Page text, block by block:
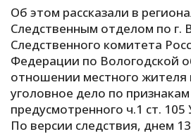
А
Б
В
Об этом рассказали в
Следственным отделом по г.
Следственного комитета
Федерации по Вологодской
отношении местного жителя
уголовное дело по
предусмотренного ч.1 ст.
По версии следствия, днем 13